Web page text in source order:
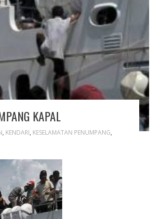
KAPAL
, KENDARI, KESELAMATAN PENUMPANG,